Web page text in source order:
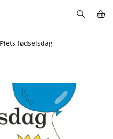
Plets fødselsdag